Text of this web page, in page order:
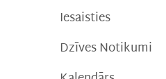
Iesaisties
Dzīves Notikumi